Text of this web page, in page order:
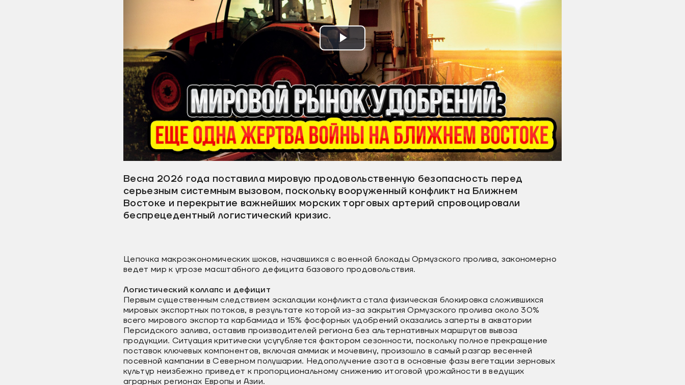
Воспроизвести
видео
Весна 2026 года поставила мировую продовольственную безопасность перед
серьезным системным вызовом, поскольку вооруженный конфликт на Ближнем
Востоке и перекрытие важнейших морских торговых артерий спровоцировали
беспрецедентный логистический кризис.
Цепочка макроэкономических шоков, начавшихся с военной блокады Ормузского пролива, закономерно
ведет мир к угрозе масштабного дефицита базового продовольствия.
Логистический коллапс и дефицит
Первым существенным следствием эскалации конфликта стала физическая блокировка сложившихся
мировых экспортных потоков, в результате которой из-за закрытия Ормузского пролива около 30%
всего мирового экспорта карбамида и 15% фосфорных удобрений оказались заперты в акватории
Персидского залива, оставив производителей региона без альтернативных маршрутов вывоза
продукции. Ситуация критически усугубляется фактором сезонности, поскольку полное прекращение
поставок ключевых компонентов, включая аммиак и мочевину, произошло в самый разгар весенней
посевной кампании в Северном полушарии. Недополучение азота в основные фазы вегетации зерновых
культур неизбежно приведет к пропорциональному снижению итоговой урожайности в ведущих
аграрных регионах Европы и Азии.